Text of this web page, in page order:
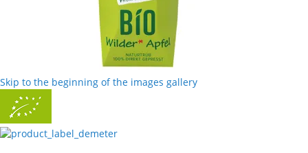
Skip to the beginning of the images gallery